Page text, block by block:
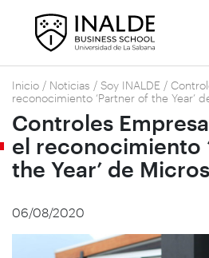
Inicio / Noticias / Soy INALDE /
reconocimiento ‘Partner of the Year’
Controles
el reconocimiento
the Year’ de
06/08/2020